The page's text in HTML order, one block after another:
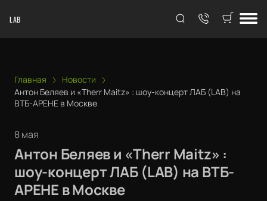
LAB
Главная
Новости
Антон Беляев и «Therr Maitz» : шоу-концерт ЛАБ (LAB) на
ВТБ-АРЕНЕ в Москве
8 мая
Антон Беляев и «Therr Maitz» :
шоу-концерт ЛАБ (LAB) на ВТБ-
АРЕНЕ в Москве